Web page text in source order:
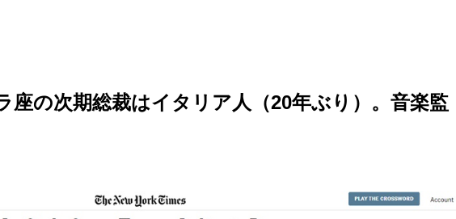
座の次期総裁はイタリア人（20年ぶり）。音楽監